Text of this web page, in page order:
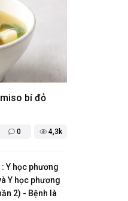
0 4,3k
bí đỏ
Y học phương
Y học phương
2) - Bệnh là